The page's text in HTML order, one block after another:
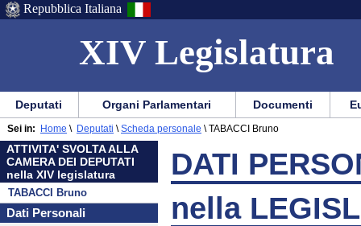
XIV Legislatura
Menu
di
ausilio
alla
navigazione
Vai
Menu
di
navigazione
principale
Repubblica Italiana
Menu
di
navigazione
principale
Vai
menu
di
sezione
Deputati Organi Parlamentari Documenti
ATTIVITA' SVOLTA ALLA
CAMERA DEI DEPUTATI
nella XIV legislatura
TABACCI Bruno
Dati Personali
Sei in: Home \ Deputati \ Scheda personale \ TABACCI Bruno
DATI
nella